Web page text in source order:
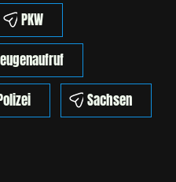
PKW
Sachsen